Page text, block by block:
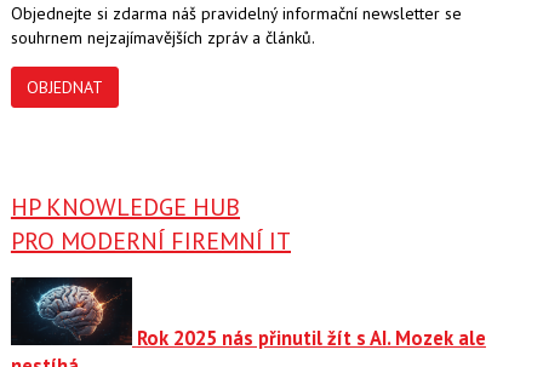
Objednejte si zdarma náš pravidelný informační newsletter se
souhrnem nejzajímavějších zpráv a článků.
OBJEDNAT
HP KNOWLEDGE HUB
PRO MODERNÍ FIREMNÍ IT
Rok 2025 nás přinutil žít s AI. Mozek ale